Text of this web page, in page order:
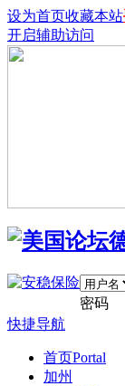
设为首页收藏本站
开启辅助访问
密码
快捷导航
首页Portal
加州